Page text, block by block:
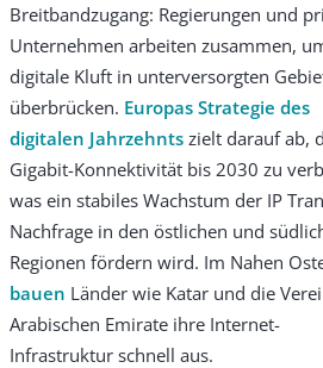
Breitbandzugang: Regierungen und
Unternehmen arbeiten zusammen,
digitale Kluft in unterversorgten
überbrücken. Europas Strategie des
digitalen Jahrzehnts zielt darauf ab,
Gigabit-Konnektivität bis 2030 zu
was ein stabiles Wachstum der IP
Nachfrage in den östlichen und
Regionen fördern wird. Im Nahen
bauen Länder wie Katar und die
Arabischen Emirate ihre Internet-
Infrastruktur schnell aus.